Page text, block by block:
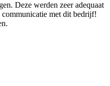
Deze werden zeer adequaat
met dit bedrijf!